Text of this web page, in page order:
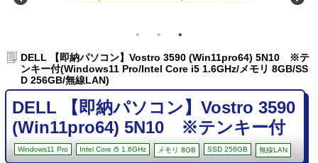
DELL 【即納パソコン】Vostro 3590 (Win11pro64) 5N10 ※テ
ンキー付(Windows11 Pro/Intel Core i5 1.6GHz/メモリ 8GB/SS
D 256GB/無線LAN)
DELL 【即納パソコン】Vostro 3590
(Win11pro64) 5N10 ※テンキー付
Windows11 Pro Intel Core i5 1.6GHz メモリ 8GB SSD 256GB 無線LAN